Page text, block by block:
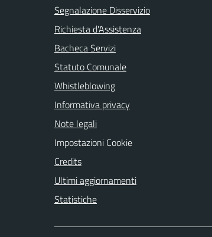
Segnalazione Disservizio
Richiesta d'Assistenza
Bacheca Servizi
Statuto Comunale
Whistleblowing
Informativa privacy
Note legali
Impostazioni Cookie
Credits
Ultimi aggiornamenti
Statistiche